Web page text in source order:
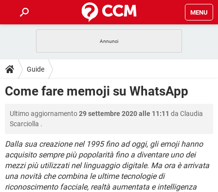
MENU
INTRATTENIMENTO
iOS WINDOWS 10
TIKTOK
GUIDE
COVID-19
INTRATTENIMENTO ANDROID
iOS WINDOWS 10
TIKTOK FACEBOOK
HARDWARE
DOWNLOAD
INTRATTENIMENTO
INSTAGRAM WHATSAPP
TIKTOK FACEBOOK
HARDWARE
FORUM
INTRATTENIMENTO ANDROID
iOS WINDOWS 10
INSTAGRAM WHATSAPP
COVID-19 GAMING
INTRATTENIMENTO ANDROID
iOS WINDOWS 10
Guide
Come fare memoji su WhatsApp
Ultimo aggiornamento29 settembre 2020 alle 11:11 da Claudia
Scarciolla .
Dalla sua creazione nel 1995 fino ad oggi, gli emoji hanno
acquisito sempre più popolarità fino a diventare uno dei
mezzi più utilizzati nel linguaggio digitale. Ma ora è arrivata
una novità che combina le ultime tecnologie di
riconoscimento facciale, realtà aumentata e intelligenza